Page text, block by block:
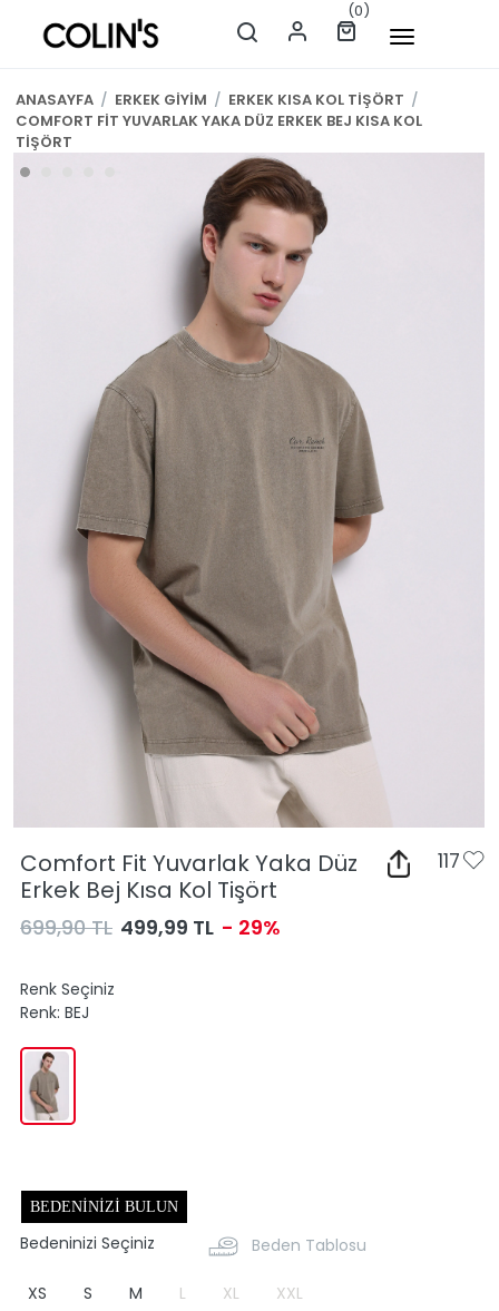
(0)
ANASAYFA / ERKEK GİYİM / ERKEK KISA KOL TİŞÖRT /
COMFORT FİT YUVARLAK YAKA DÜZ ERKEK BEJ KISA KOL
TİŞÖRT
Comfort Fit Yuvarlak Yaka Düz
Erkek Bej Kısa Kol Tişört
117
699,90 TL 499,99 TL - 29%
Renk Seçiniz
Renk: BEJ
BEDENINIZI BULUN
Bedeninizi Seçiniz Beden Tablosu
XS S M L XL XXL